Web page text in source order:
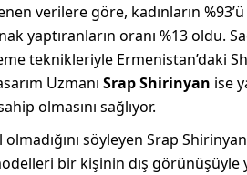
verilere göre, kadınların %93’ü
yaptıranların oranı %13 oldu.
teknikleriyle Ermenistan’daki
Uzmanı Srap Shirinyan ise
olmasını sağlıyor.
söyleyen Srap
bir kişinin dış görünüşüyle